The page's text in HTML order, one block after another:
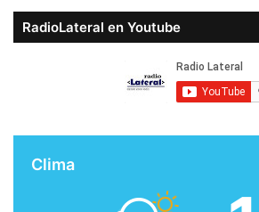
RadioLateral en Youtube
Clima